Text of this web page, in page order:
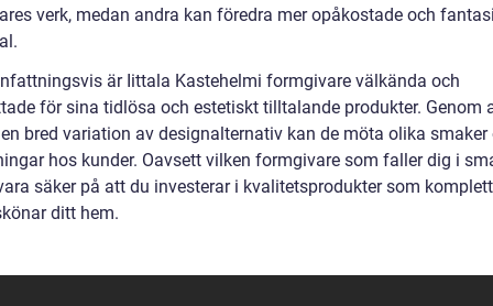
verk, medan andra kan föredra mer opåkostade och
är Iittala Kastehelmi formgivare välkända och
för sina tidlösa och estetiskt tilltalande produkter. Genom
bred variation av designalternativ kan de möta olika smaker
hos kunder. Oavsett vilken formgivare som faller dig i
säker på att du investerar i kvalitetsprodukter som
ditt hem.